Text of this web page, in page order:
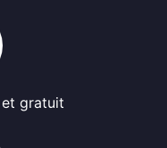
et gratuit